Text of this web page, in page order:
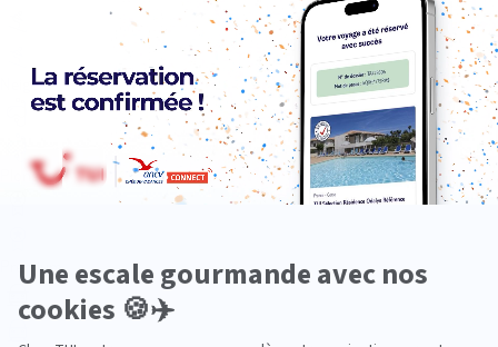
Neige
Plongée
Premium